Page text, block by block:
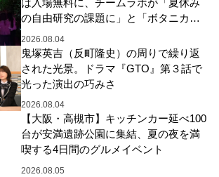
は入場無料に、チームラボが「夏休み
の自由研究の課題に」と「ボタニカル
ガーデン 大阪」へ招待
2026.08.04
鬼塚英吉（反町隆史）の周りで繰り返
された光景。ドラマ『GTO』第３話で
光った演出の巧みさ
2026.08.04
【大阪・高槻市】キッチンカー延べ100
台が安満遺跡公園に集結、夏の夜を満
喫する4日間のグルメイベント
2026.08.05